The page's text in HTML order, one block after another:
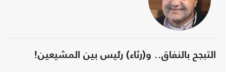
التبجح بالنفاق.. و(رثاء) رئيس بين المشيعين!